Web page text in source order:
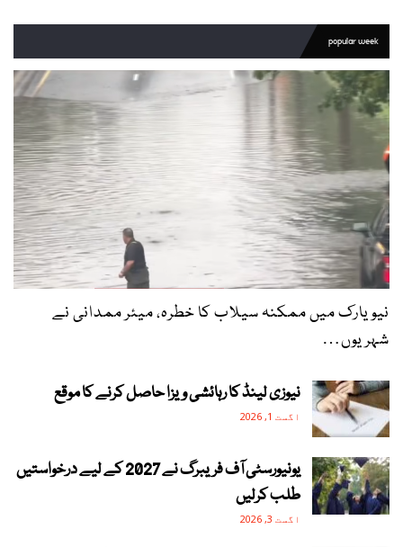
popular week
نیویارک میں ممکنہ سیلاب کا خطرہ، میئر ممدانی نے
شہریوں…
نیوزی لینڈ کا رہائشی ویزا حاصل کرنے کا موقع
اگست 1, 2026
یونیورسٹی آف فریبرگ نے 2027 کے لیے درخواستیں
طلب کرلیں
اگست 3, 2026